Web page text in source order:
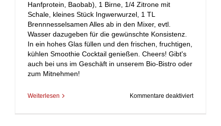
Hanfprotein, Baobab), 1 Birne, 1/4 Zitrone mit
Schale, kleines Stück Ingwerwurzel, 1 TL
Brennnesselsamen Alles ab in den Mixer, evtl.
Wasser dazugeben für die gewünschte Konsistenz.
In ein hohes Glas füllen und den frischen, fruchtigen,
kühlen Smoothie Cocktail genießen. Cheers! Gibt's
auch bei uns im Geschäft in unserem Bio-Bistro oder
zum Mitnehmen!
Weiterlesen Kommentare deaktiviertfür